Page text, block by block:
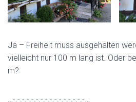
Ja – Freiheit muss ausgehalten
vielleicht nur 100 m lang ist. Oder
m?
…-.-.-.-.-.-.-.-.-.-.-.-.-.-.-.-…